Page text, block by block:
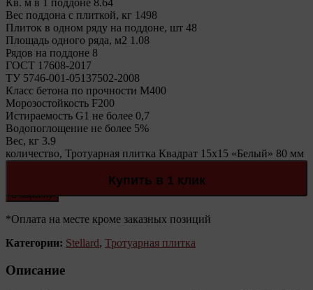
Вес поддона с плиткой, кг 1498
Плиток в одном ряду на поддоне, шт 48
Площадь одного ряда, м2 1.08
Рядов на поддоне 8
ГОСТ 17608-2017
ТУ 5746-001-05137502-2008
Класс бетона по прочности М400
Морозостойкость F200
Истираемость G1 не более 0,7
Водопоглощение не более 5%
Вес, кг 3.9
количество, Тротуарная плитка Квадрат 15х15 «Белый» 80 мм
В корзину
Купить в 1 клик
*Оплата на месте кроме заказных позиций
Категории: Stellard, Тротуарная плитка
Описание